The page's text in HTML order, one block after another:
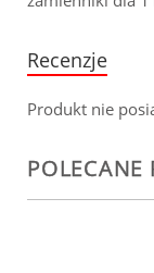
Recenzje
Produkt nie
POLECANE